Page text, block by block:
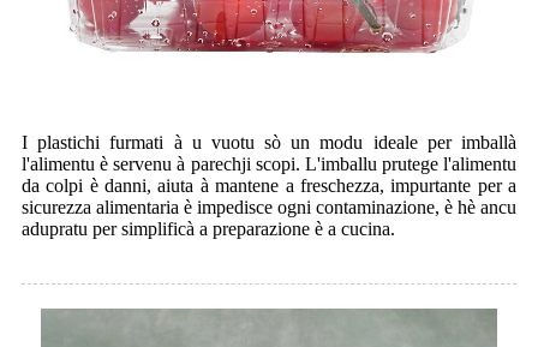
I plastichi furmati à u vuotu sò un modu ideale per imballà
l'alimentu è servenu à parechji scopi. L'imballu prutege l'alimentu
da colpi è danni, aiuta à mantene a freschezza, impurtante per a
sicurezza alimentaria è impedisce ogni contaminazione, è hè ancu
adupratu per simplificà a preparazione è a cucina.